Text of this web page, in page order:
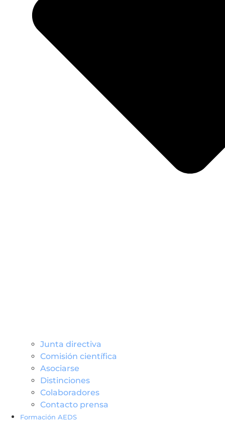
Junta directiva
Comisión científica
Asociarse
Distinciones
Colaboradores
Contacto prensa
Formación AEDS